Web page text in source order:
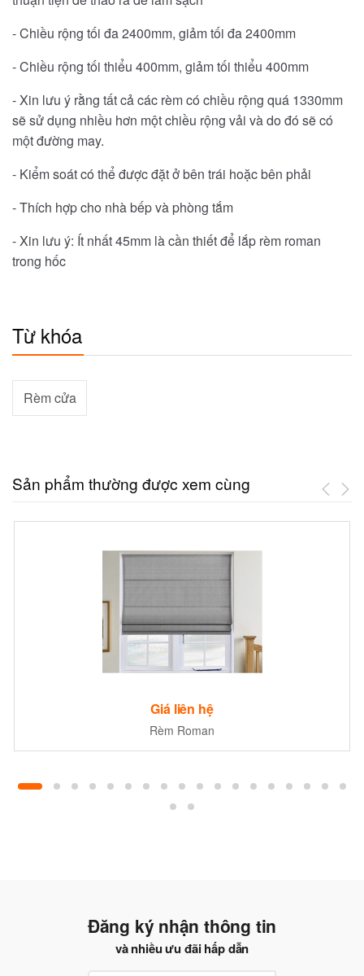
- Chiều rộng tối đa 2400mm, giảm tối đa 2400mm
- Chiều rộng tối thiểu 400mm, giảm tối thiểu 400mm
- Xin lưu ý rằng tất cả các rèm có chiều rộng quá 1330mm
sẽ sử dụng nhiều hơn một chiều rộng vải và do đó sẽ có
một đường may.
- Kiểm soát có thể được đặt ở bên trái hoặc bên phải
- Thích hợp cho nhà bếp và phòng tắm
- Xin lưu ý: Ít nhất 45mm là cần thiết để lắp rèm roman
trong hốc
Từ khóa
Rèm cửa
Sản phẩm thường được xem cùng
Giá liên hệ
Rèm Roman
Đăng ký nhận thông tin
và nhiều ưu đãi hấp dẫn